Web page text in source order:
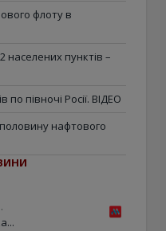
флоту в
населених пунктів –
по півночі Росії. ВІДЕО
нафтового